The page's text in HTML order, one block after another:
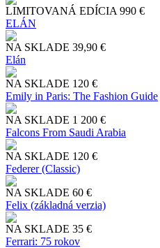
LIMITOVANÁ EDÍCIA 990 €
ELÁN
NA SKLADE 39,90 €
Elán
NA SKLADE 120 €
Emily in Paris: The Fashion Guide
NA SKLADE 1 200 €
Falcons From Saudi Arabia
NA SKLADE 120 €
Federer (Classic)
NA SKLADE 60 €
Felix (základná verzia)
NA SKLADE 35 €
Ferrari: 75 rokov